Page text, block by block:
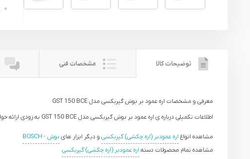
توضیحات کالا مشخصات فنی
معرفی و مشخصات اره عمود بر بوش گیربکسی مدل GST 150 BCE
اطلاعات تکمیلی درباره ی اره عمود بر بوش گیربکسی مدل GST 150 BCE به زودی ارائه خواهد شد.
مشاهده انواع اره عمودبر (اره چکشی) گیربکسی و دیگر ابزار های بوش - BOSCH
مشاهده تمام محصولات دسته اره عمودبر (اره چکشی) گیربکسی